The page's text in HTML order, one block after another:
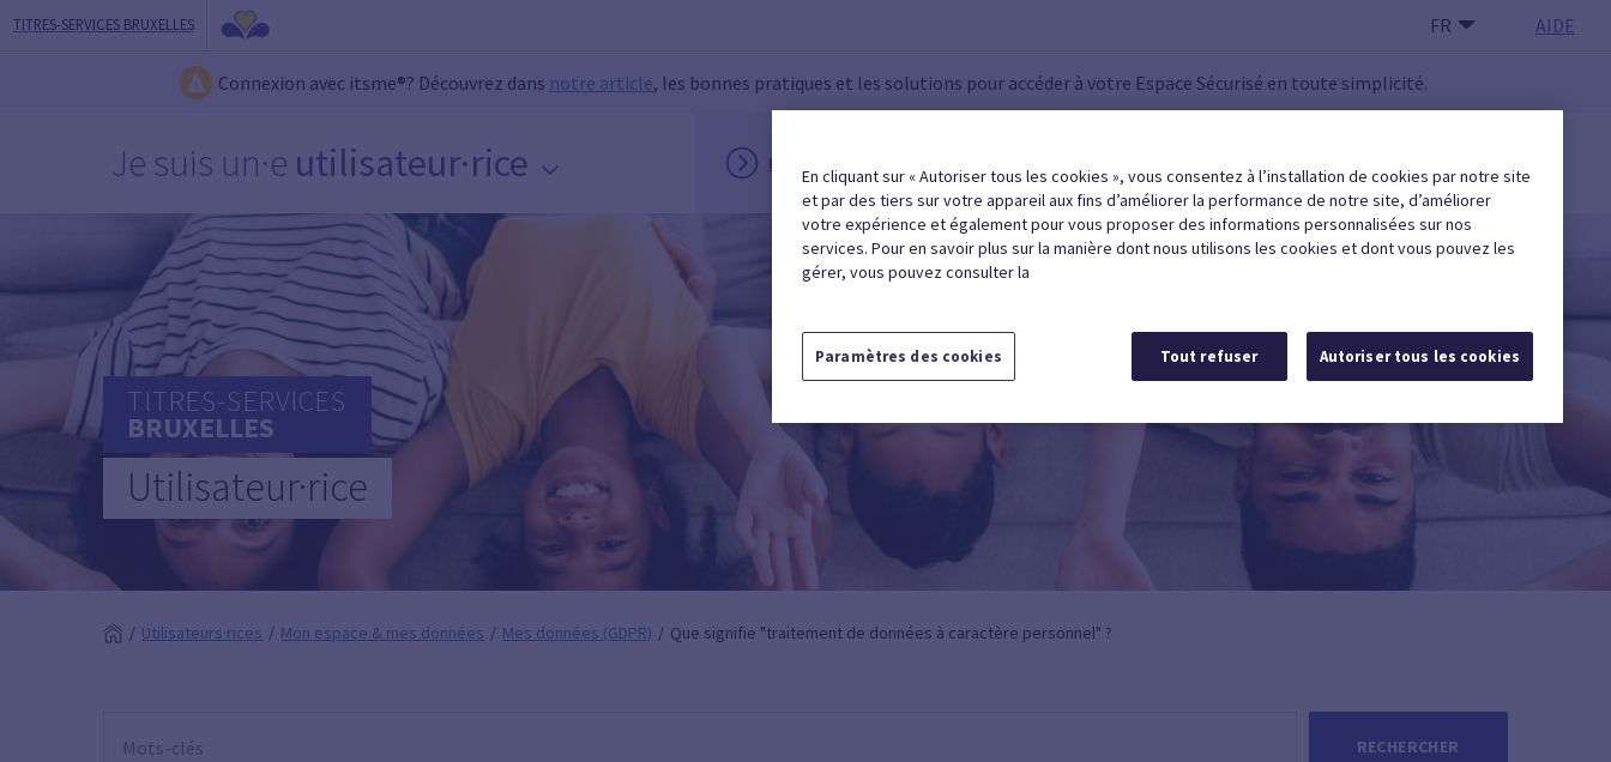
TITRES-SERVICES BRUXELLES FR AIDE
Connexion avec itsme®? Découvrez dans notre article, les bonnes pratiques et les solutions pour accéder à votre Espace Sécurisé en toute simplicité.
Je suis un·e utilisateur·rice INSCRIPTION
Trouver une entreprise agréée
TITRES-SERVICES
BRUXELLES
Utilisateur·rice
Utilisateurs·rices Mon espace & mes données Mes données (GDPR) Que signifie "traitement de données à caractère personnel" ?
RECHERCHER
En cliquant sur « Autoriser tous les cookies », vous consentez à l’installation de cookies par notre site
et par des tiers sur votre appareil aux fins d’améliorer la performance de notre site, d’améliorer
votre expérience et également pour vous proposer des informations personnalisées sur nos
services. Pour en savoir plus sur la manière dont nous utilisons les cookies et dont vous pouvez les
gérer, vous pouvez consulter la
Paramètres des cookies Tout refuser Autoriser tous les cookies